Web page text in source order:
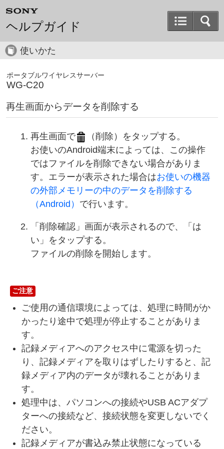
ヘルプガイド
使いかた
ポータブルワイヤレスサーバー
WG-C20
再生画面からデータを削除する
再生画面で
（削除）をタップする。
お使いのAndroid端末によっては、この操作
ではファイルを削除できない場合がありま
す。エラーが表示された場合はお使いの機器
の外部メモリーの中のデータを削除する
（Android） で行います。
「削除確認」画面が表示されるので、「は
い」をタップする。
ファイルの削除を開始します。
ご注意
ご使用の通信環境によっては、処理に時間がか
かったり途中で処理が停止することがありま
す。
記録メディアへのアクセス中に電源を切った
り、記録メディアを取りはずしたりすると、記
録メディア内のデータが壊れることがありま
す。
処理中は、パソコンへの接続やUSB ACアダプ
ターへの接続など、接続状態を変更しないでく
ださい。
記録メディアが書込み禁止状態になっている